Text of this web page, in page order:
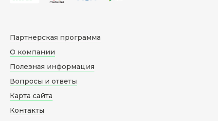
Партнерская программа
О компании
Полезная информация
Вопросы и ответы
Карта сайта
Контакты